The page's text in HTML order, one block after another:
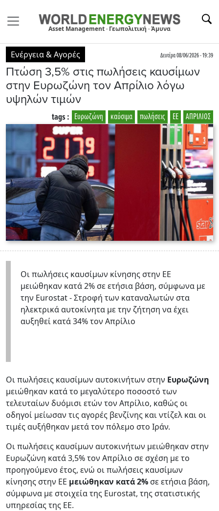
Asset Management · Γεωπολιτική · Άμυνα
Ενέργεια & Αγορές Δευτέρα 08/06/2026 - 19:39
Πτώση 3,5% στις πωλήσεις καυσίμων
στην Ευρωζώνη τον Απρίλιο λόγω
υψηλών τιμών
ΑΠΡΙΛΙΟΣ
ΕΕ
πωλήσεις
καύσιμα
Ευρωζώνη
tags :
Οι πωλήσεις καυσίμων κίνησης στην ΕΕ
μειώθηκαν κατά 2% σε ετήσια βάση, σύμφωνα με
την Eurostat - Στροφή των καταναλωτών στα
ηλεκτρικά αυτοκίνητα με την ζήτηση να έχει
αυξηθεί κατά 34% τον Απρίλιο
Οι πωλήσεις καυσίμων αυτοκινήτων στην Ευρωζώνη
μειώθηκαν κατά το μεγαλύτερο ποσοστό των
τελευταίων δυόμισι ετών τον Απρίλιο, καθώς οι
οδηγοί μείωσαν τις αγορές βενζίνης και ντίζελ και οι
τιμές αυξήθηκαν μετά τον πόλεμο στο Ιράν.
Οι πωλήσεις καυσίμων αυτοκινήτων μειώθηκαν στην
Ευρωζώνη κατά 3,5% τον Απρίλιο σε σχέση με το
προηγούμενο έτος, ενώ οι πωλήσεις καυσίμων
κίνησης στην ΕΕ μειώθηκαν κατά 2% σε ετήσια βάση,
σύμφωνα με στοιχεία της Eurostat, της στατιστικής
υπηρεσίας της ΕΕ.